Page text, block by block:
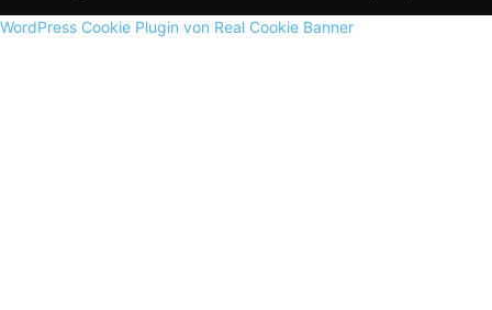
WordPress Cookie Plugin von Real Cookie Banner